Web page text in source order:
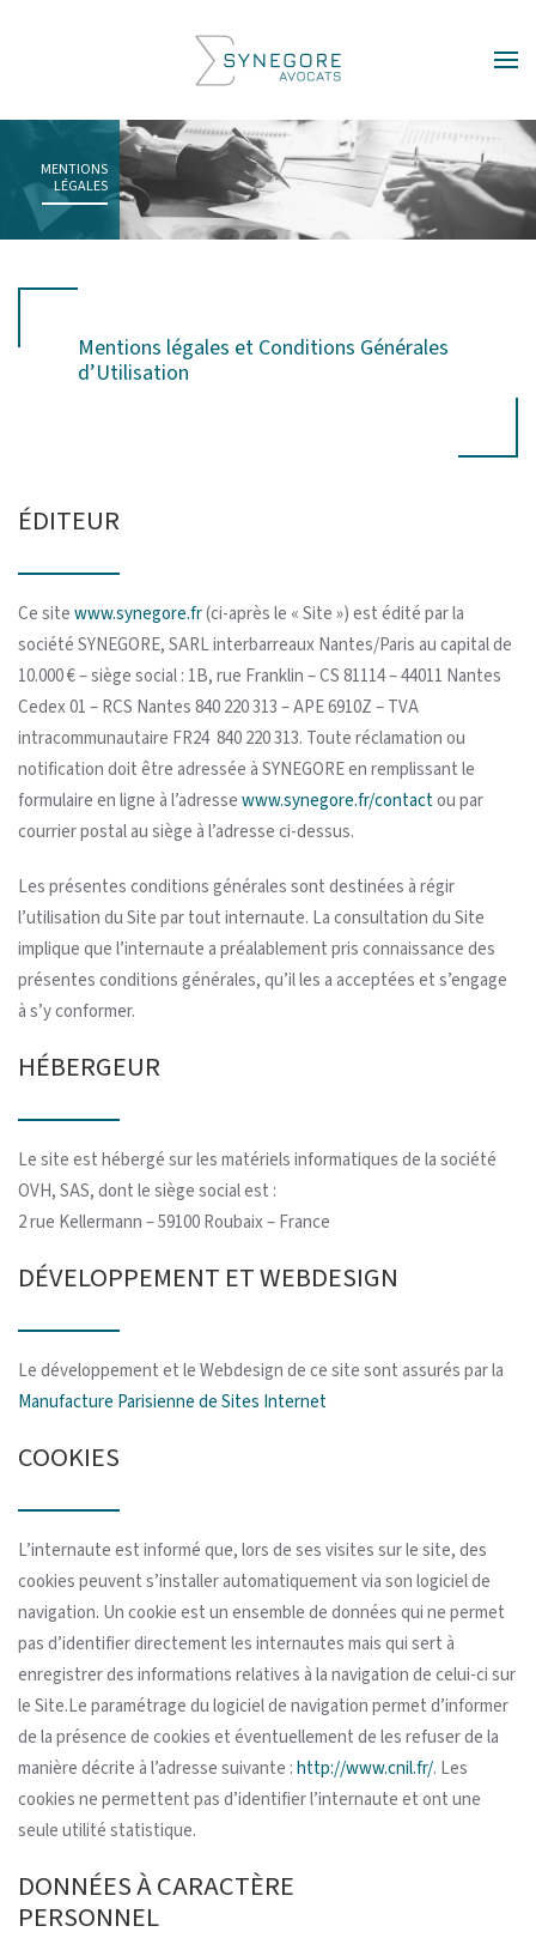
MENTIONS
LÉGALES
Mentions légales et Conditions Générales
d’Utilisation
ÉDITEUR
Ce sitewww.synegore.fr(ci-après le « Site ») est édité par la
société SYNEGORE, SARL interbarreaux Nantes/Paris au capital de
10.000 € – siège social : 1B, rue Franklin – CS 81114 – 44011 Nantes
Cedex 01 – RCS Nantes 840 220 313 – APE 6910Z – TVA
intracommunautaire FR24 840 220 313. Toute réclamation ou
notification doit être adressée à SYNEGORE en remplissant le
formulaire en ligne à l’adressewww.synegore.fr/contactou par
courrier postal au siège à l’adresse ci-dessus.
Les présentes conditions générales sont destinées à régir
l’utilisation du Site par tout internaute. La consultation du Site
implique que l’internaute a préalablement pris connaissance des
présentes conditions générales, qu’il les a acceptées et s’engage
à s’y conformer.
HÉBERGEUR
Le site est hébergé sur les matériels informatiques de la société
OVH, SAS, dont le siège social est :
2 rue Kellermann – 59100 Roubaix – France
DÉVELOPPEMENT ET WEBDESIGN
Le développement et le Webdesign de ce site sont assurés par la
Manufacture Parisienne de Sites Internet
COOKIES
L’internaute est informé que, lors de ses visites sur le site, des
cookies peuvent s’installer automatiquement via son logiciel de
navigation. Un cookie est un ensemble de données qui ne permet
pas d’identifier directement les internautes mais qui sert à
enregistrer des informations relatives à la navigation de celui-ci sur
le Site.Le paramétrage du logiciel de navigation permet d’informer
de la présence de cookies et éventuellement de les refuser de la
manière décrite à l’adresse suivante :http://www.cnil.fr/. Les
cookies ne permettent pas d’identifier l’internaute et ont une
seule utilité statistique.
DONNÉES À CARACTÈRE
PERSONNEL